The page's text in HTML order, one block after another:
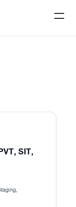
SIT,